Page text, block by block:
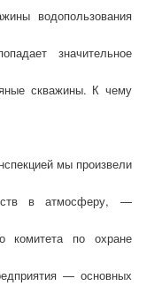
водопользования
значительное
скважины. К чему
мы произвели
в атмосферу, —
комитета по охране
— основных